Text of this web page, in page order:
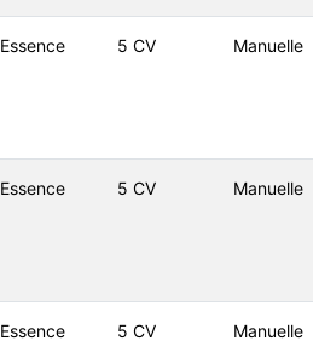
Essence 5 CV Manuelle
Essence 5 CV Manuelle
Essence 5 CV Manuelle